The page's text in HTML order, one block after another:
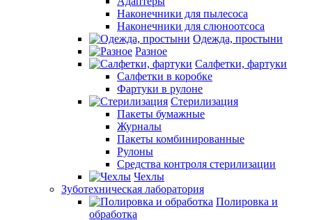
Наконечники для пылесоса
Наконечники для слюноотсоса
Одежда, простыни
Разное
Салфетки, фартуки
Салфетки в коробке
Фартуки в рулоне
Стерилизация
Пакеты бумажные
Журналы
Пакеты комбинированные
Рулоны
Средства контроля стерилизации
Чехлы
Зуботехническая лаборатория
Полировка и
обработка